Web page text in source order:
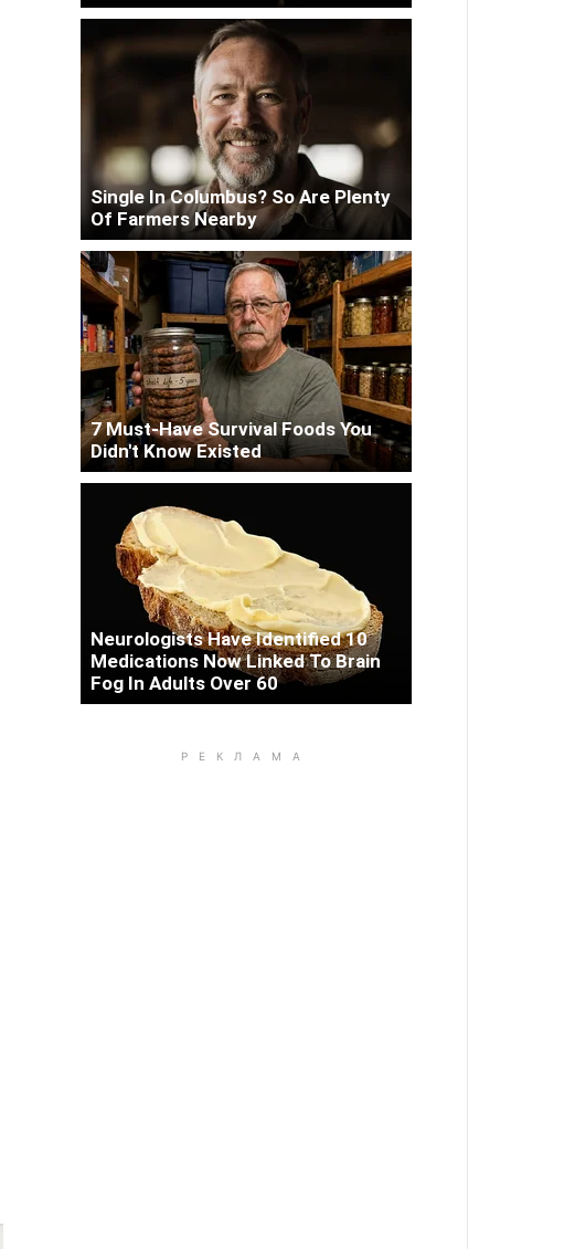
Single In Columbus? So Are Plenty
Of Farmers Nearby
7 Must-Have Survival Foods You
Didn't Know Existed
Neurologists Have Identified 10
Medications Now Linked To Brain
Fog In Adults Over 60